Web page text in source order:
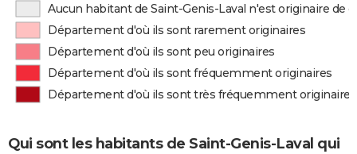
Aucun habitant de Saint-Genis-Laval n'est originaire de
Département d'où ils sont rarement originaires
Département d'où ils sont peu originaires
Département d'où ils sont fréquemment originaires
Département d'où ils sont très fréquemment originaires
Qui sont les habitants de Saint-Genis-Laval qui